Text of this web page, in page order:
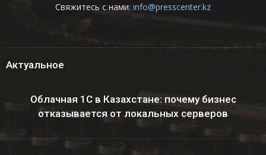
Свяжитесь с нами: info@presscenter.kz
Актуальное
Облачная 1С в Казахстане: почему бизнес
отказывается от локальных серверов